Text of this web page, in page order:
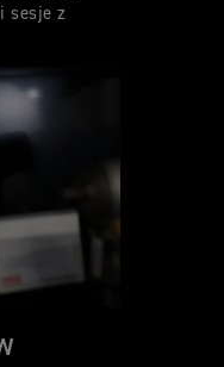
sesje z